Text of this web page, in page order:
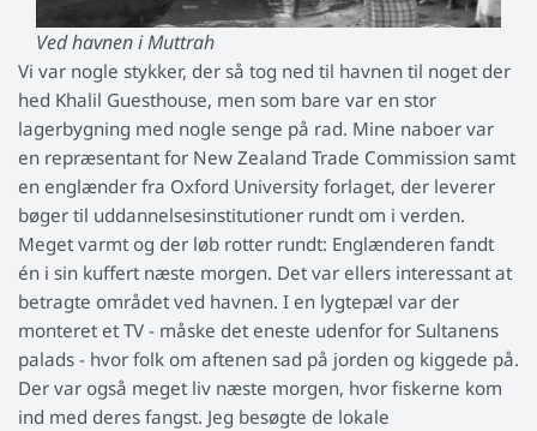
Ved havnen i Muttrah
Vi var nogle stykker, der så tog ned til havnen til noget der
hed Khalil Guesthouse, men som bare var en stor
lagerbygning med nogle senge på rad. Mine naboer var
en repræsentant for New Zealand Trade Commission samt
en englænder fra Oxford University forlaget, der leverer
bøger til uddannelsesinstitutioner rundt om i verden.
Meget varmt og der løb rotter rundt: Englænderen fandt
én i sin kuffert næste morgen. Det var ellers interessant at
betragte området ved havnen. I en lygtepæl var der
monteret et TV - måske det eneste udenfor for Sultanens
palads - hvor folk om aftenen sad på jorden og kiggede på.
Der var også meget liv næste morgen, hvor fiskerne kom
ind med deres fangst. Jeg besøgte de lokale